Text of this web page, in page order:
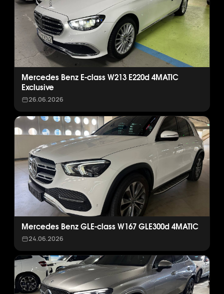
Mercedes Benz E-class W213 E220d 4MATIC
Exclusive
26.06.2026
Mercedes Benz GLE-class W167 GLE300d 4MATIC
24.06.2026